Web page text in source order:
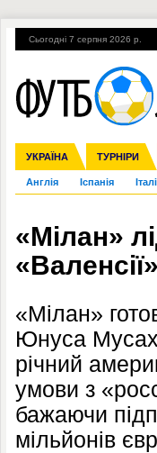
Сьогодні 7 серпня 2026 р.
УКРАЇНА ТУРНІРИ
Збірна Прем'єр-ліга
Ліга чемпіонів Ліга
Англія Іспанія
ЧС-2014 ЄВРО-2016
Гарячі теми УПЛ, 1-й
«Мілан»
«Валенсії»
«Мілан»
Юнуса
річний
умови з
бажаючи
мільйонів